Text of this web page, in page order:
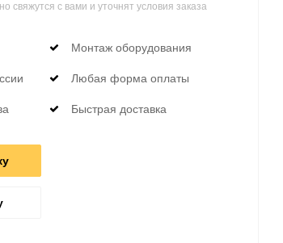
свяжутся с вами и уточнят условия заказа
Монтаж оборудования
Любая форма оплаты
Быстрая доставка